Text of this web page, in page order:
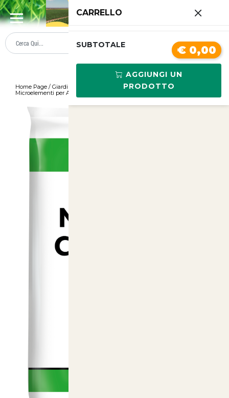
Home Page / Giardinaggio
_strong_Nutrimix _/strong_Miscela di
Microelementi per Animali 1kg per Arti
CARRELLO
SUBTOTALE € 0,00
AGGIUNGI UN
PRODOTTO